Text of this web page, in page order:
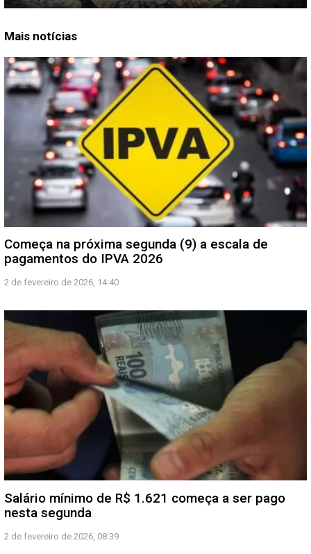
Mais notícias
Começa na próxima segunda (9) a escala de
pagamentos do IPVA 2026
2 de fevereiro de 2026, 14:40
Salário mínimo de R$ 1.621 começa a ser pago
nesta segunda
2 de fevereiro de 2026, 08:39